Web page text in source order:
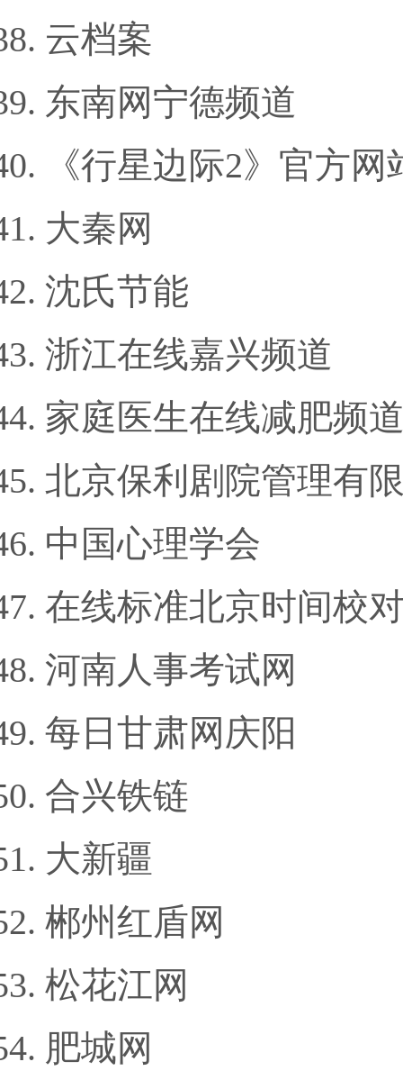
云档案
东南网宁德频道
《行星边际2》官方网
大秦网
沈氏节能
浙江在线嘉兴频道
家庭医生在线减肥频
北京保利剧院管理有
中国心理学会
在线标准北京时间校
河南人事考试网
每日甘肃网庆阳
合兴铁链
大新疆
郴州红盾网
松花江网
肥城网